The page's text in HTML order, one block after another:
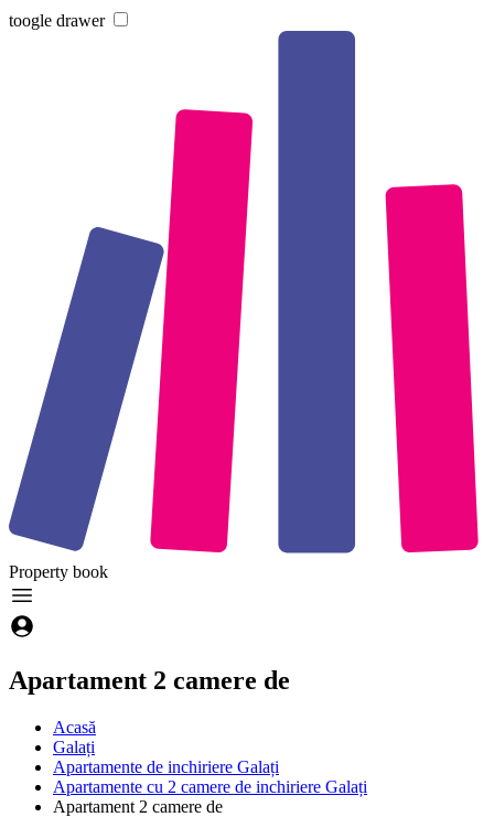
toogle drawer
Property book
Apartament 2 camere de
Acasă
Galați
Apartamente de inchiriere Galați
Apartamente cu 2 camere de inchiriere Galați
Apartament 2 camere de